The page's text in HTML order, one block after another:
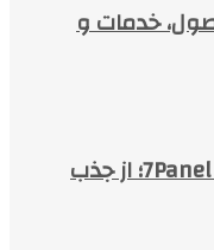
خدمات و
خدمات شبکه‌های اجتماعی 7Panel؛ از جذب